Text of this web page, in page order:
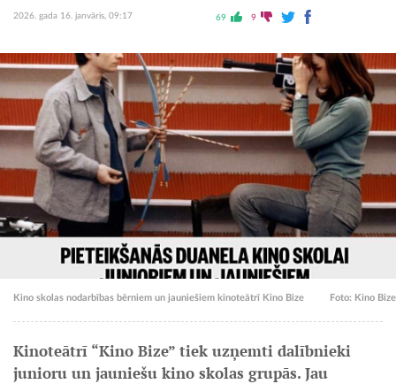
2026. gada 16. janvāris, 09:17 69 9
Kino skolas nodarbības bērniem un jauniešiem kinoteātrī Kino Bize Foto: Kino Bize
Kinoteātrī “Kino Bize” tiek uzņemti dalībnieki
junioru un jauniešu kino skolas grupās. Jau